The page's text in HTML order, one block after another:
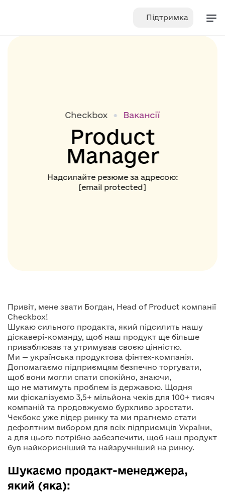
Підтримка
Checkbox Вакансії
Product
Manager
Надсилайте резюме за адресою:
[email protected]
Привіт, мене звати Богдан, Head of Product компанії
Checkbox!
Шукаю сильного продакта, який підсилить нашу
діскавері-команду, щоб наш продукт ще більше
приваблював та утримував своєю цінністю.
Ми — українська продуктова фінтех-компанія.
Допомагаємо підприємцям безпечно торгувати,
щоб вони могли спати спокійно, знаючи,
що не матимуть проблем із державою. Щодня
ми фіскалізуємо 3,5+ мільйона чеків для 100+ тисяч
компаній та продовжуємо бурхливо зростати.
Чекбокс уже лідер ринку та ми прагнемо стати
дефолтним вибором для всіх підприємців України,
а для цього потрібно забезпечити, щоб наш продукт
був найкорисніший та найзручніший на ринку.
Шукаємо продакт-менеджера,
який (яка):